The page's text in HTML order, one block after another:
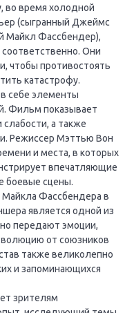
во время холодной
(сыгранный Джеймс
Майкл Фассбендер),
Они
чтобы противостоять
катастрофу.
себе элементы
Фильм показывает
а также
Режиссер Мэттью Вон
и места, в которых
впечатляющие
боевые сцены.
Фассбендера в
является одной из
передают эмоции,
от союзников
также великолепно
и запоминающихся
зрителям